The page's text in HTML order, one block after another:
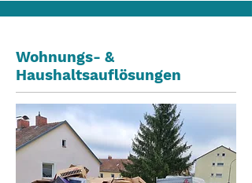
Wohnungs- &
Haushaltsauflösungen